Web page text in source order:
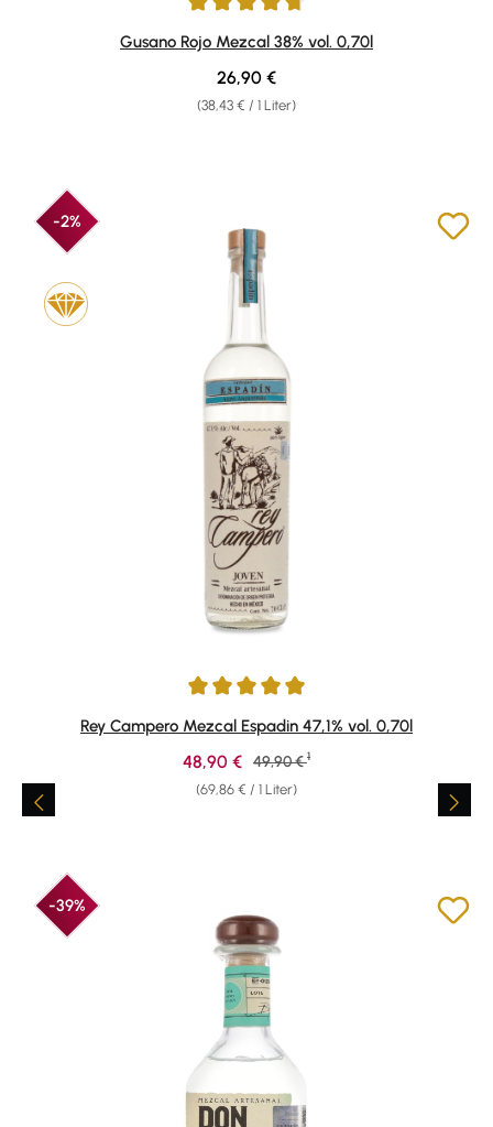
Durchschnittliche Bewertung von 4.65 von 5 Sternen
Gusano Rojo Mezcal 38% vol. 0,70l
(38,43 € / 1 Liter)
Regulärer Preis:
26,90 €
-2%
Durchschnittliche Bewertung von 5 von 5 Sternen
Rey Campero Mezcal Espadin 47,1% vol. 0,70l
(69,86 € / 1 Liter)
Verkaufspreis:
48,90 € Regulärer Preis:
49,90 € 1
-39%